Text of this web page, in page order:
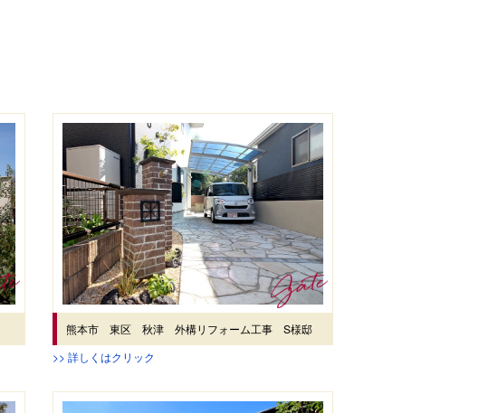
熊本市 東区 秋津 外構リフォーム工事 S様邸
>> 詳しくはクリック